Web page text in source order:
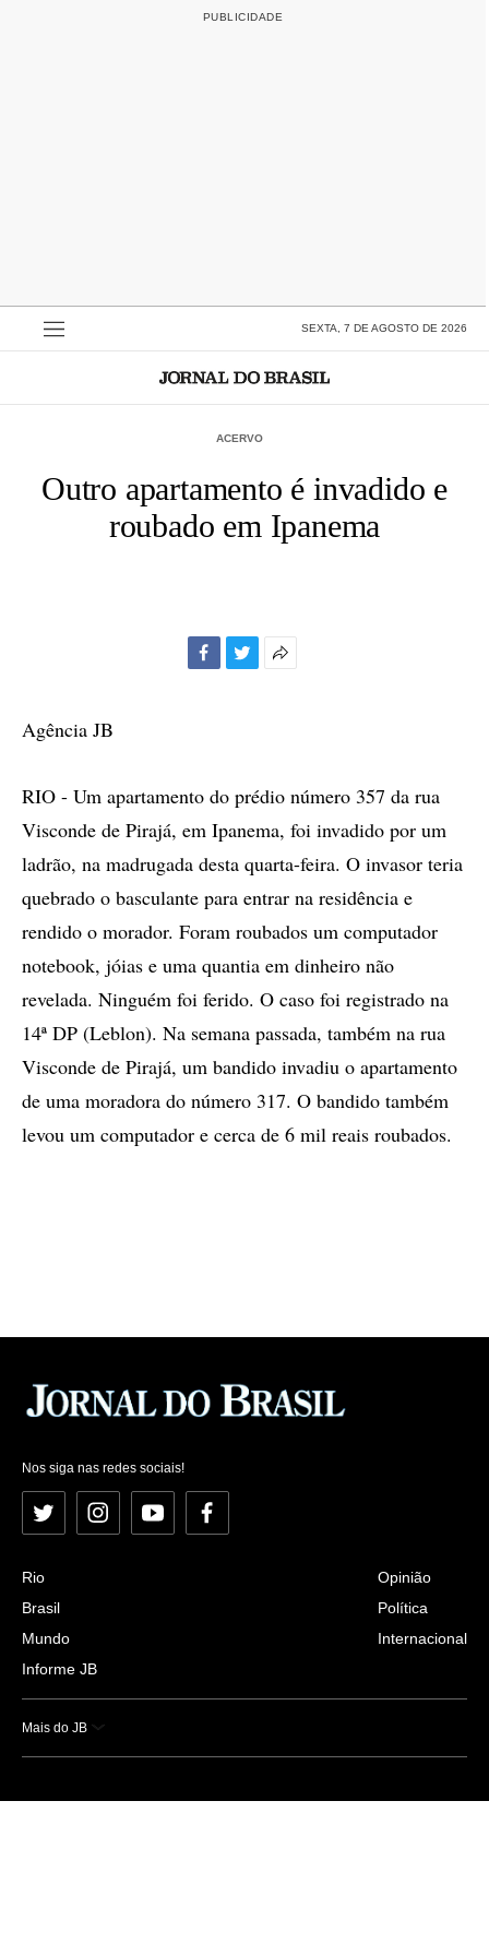
SEXTA, 7 DE AGOSTO DE 2026
ACERVO
Outro apartamento é invadido e
roubado em Ipanema
Agência JB
RIO - Um apartamento do prédio número 357 da rua
Visconde de Pirajá, em Ipanema, foi invadido por um
ladrão, na madrugada desta quarta-feira. O invasor teria
quebrado o basculante para entrar na residência e
rendido o morador. Foram roubados um computador
notebook, jóias e uma quantia em dinheiro não
revelada. Ninguém foi ferido. O caso foi registrado na
14ª DP (Leblon). Na semana passada, também na rua
Visconde de Pirajá, um bandido invadiu o apartamento
de uma moradora do número 317. O bandido também
levou um computador e cerca de 6 mil reais roubados.
Nos siga nas redes sociais!
Twitter InstagramYouTubeFacebook
Rio
Brasil
Mundo
Informe JB
Opinião
Política
Internacional
Mais do JB
Esportes